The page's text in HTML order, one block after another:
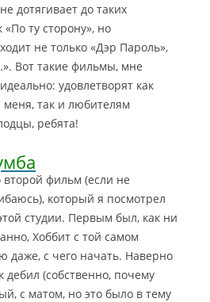
дотягивает до таких
ту сторону», но
не только «Дэр Пароль»,
Вот такие фильмы, мне
удовлетворят как
меня, так и любителям
ребята!
второй фильм (если не
который я посмотрел
студии. Первым был, как ни
Хоббит с той самом
даже, с чего начать. Наверно
дебил (собственно, почему
с матом, но это было в тему